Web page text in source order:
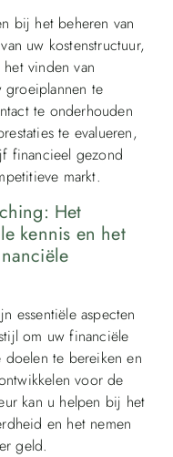
bij het beheren van
uw kostenstructuur,
vinden van
te
te onderhouden
te evalueren,
financieel gezond
markt.
Het
kennis en het
essentiële aspecten
om uw financiële
te bereiken en
voor de
kan u helpen bij het
en het nemen
geld.